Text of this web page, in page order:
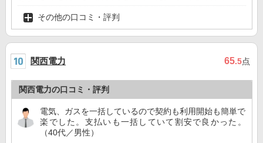
その他の口コミ・評判
関西電力 65.5点
関西電力の口コミ・評判
電気、ガスを一括しているので契約も利用開始も簡単で
楽でした。支払いも一括していて割安で良かった。
（40代／男性）